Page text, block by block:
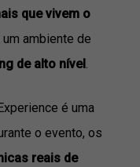
que vivem o
ambiente de
de alto nível.
é uma
o evento, os
reais de